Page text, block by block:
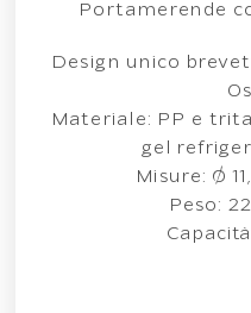
Portamerende
Design unico
Materiale: PP e
gel
Misure: Ø
Peso: